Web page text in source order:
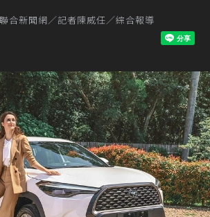
聯合新聞網／記者陳威任／綜合報導